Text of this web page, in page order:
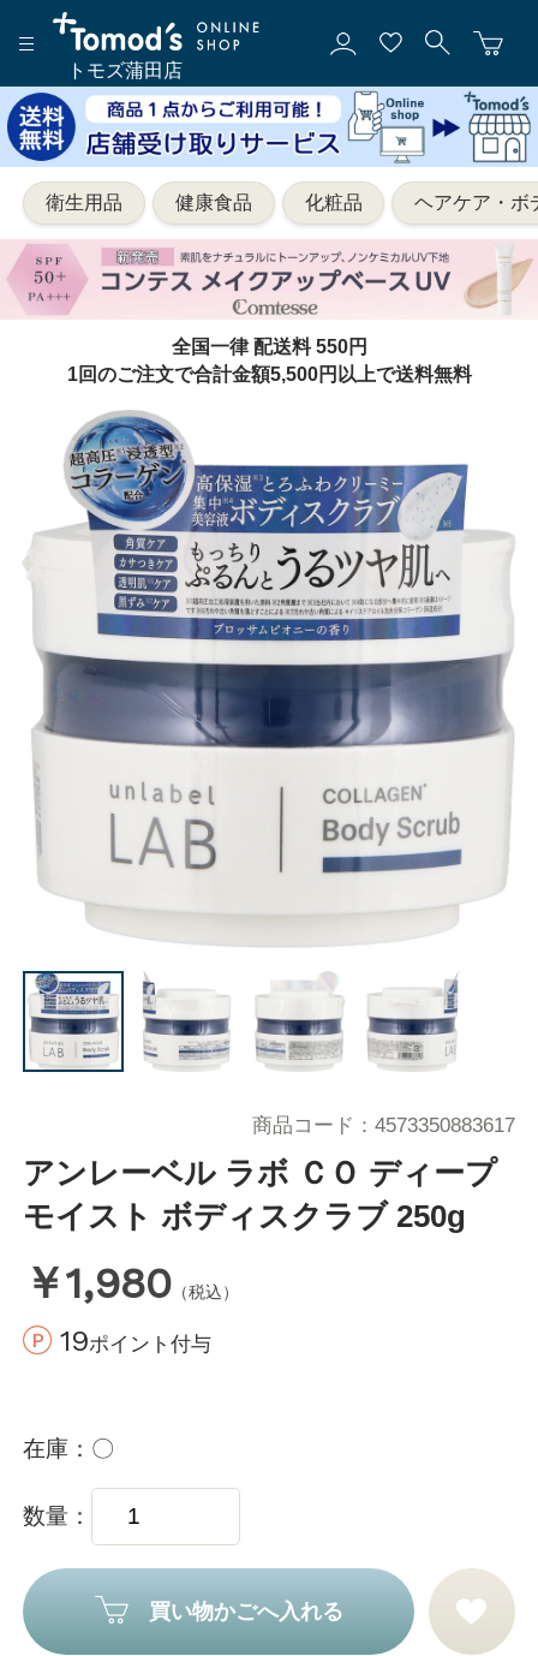
トモズ蒲田店
衛生用品 健康食品 化粧品 ヘアケア・ボ
全国一律 配送料 550円
1回のご注文で合計金額5,500円以上で送料無料
アンレーベル ラボ ＣＯ ディープ
モイスト ボディスクラブ 250g
￥1,980 （税込）
19ポイント付与
商品コード 4573350883617
在庫 〇
数量
買い物かごへ入れる